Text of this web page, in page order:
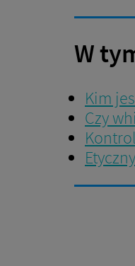
W
Kim
Czy